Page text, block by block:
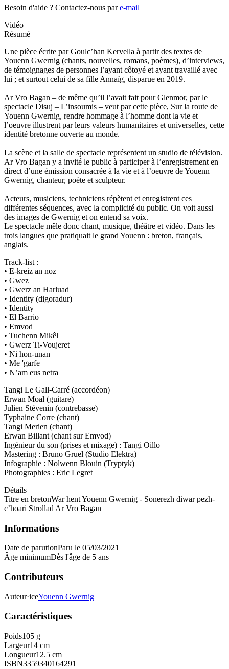
Besoin d'aide ? Contactez-nous pare-mail
Vidéo
Résumé
Une pièce écrite par Goulc’han Kervella à partir des textes de
Youenn Gwernig (chants, nouvelles, romans, poèmes), d’interviews,
de témoignages de personnes l’ayant côtoyé et ayant travaillé avec
lui ; et surtout celui de sa fille Annaïg, disparue en 2019.
Ar Vro Bagan – de même qu’il l’avait fait pour Glenmor, par le
spectacle Disuj – L’insoumis – veut par cette pièce, Sur la route de
Youenn Gwernig, rendre hommage à l’homme dont la vie et
l’oeuvre illustrent par leurs valeurs humanitaires et universelles, cette
identité bretonne ouverte au monde.
La scène et la salle de spectacle représentent un studio de télévision.
Ar Vro Bagan y a invité le public à participer à l’enregistrement en
direct d’une émission consacrée à la vie et à l’oeuvre de Youenn
Gwernig, chanteur, poète et sculpteur.
Acteurs, musiciens, techniciens répètent et enregistrent ces
différentes séquences, avec la complicité du public. On voit aussi
des images de Gwernig et on entend sa voix.
Le spectacle mêle donc chant, musique, théâtre et vidéo. Dans les
trois langues que pratiquait le grand Youenn : breton, français,
anglais.
Track-list :
• E-kreiz an noz
• Gwez
• Gwerz an Harluad
• Identity (digoradur)
• Identity
• El Barrio
• Emvod
• Tuchenn Mikêl
• Gwerz Ti-Voujeret
• Ni hon-unan
• Me 'garfe
• N’am eus netra
Tangi Le Gall-Carré (accordéon)
Erwan Moal (guitare)
Julien Stévenin (contrebasse)
Typhaine Corre (chant)
Tangi Merien (chant)
Erwan Billant (chant sur Emvod)
Ingénieur du son (prises et mixage) : Tangi Oillo
Mastering : Bruno Gruel (Studio Elektra)
Infographie : Nolwenn Blouin (Tryptyk)
Photographies : Eric Legret
Détails
Titre en bretonWar hent Youenn Gwernig - Sonerezh diwar pezh-
c’hoari Strollad Ar Vro Bagan
Informations
Date de parutionParu le 05/03/2021
Âge minimumDès l'âge de 5 ans
Contributeurs
Auteur·iceYouenn Gwernig
Caractéristiques
Poids105 g
Largeur14 cm
Longueur12.5 cm
ISBN3359340164291